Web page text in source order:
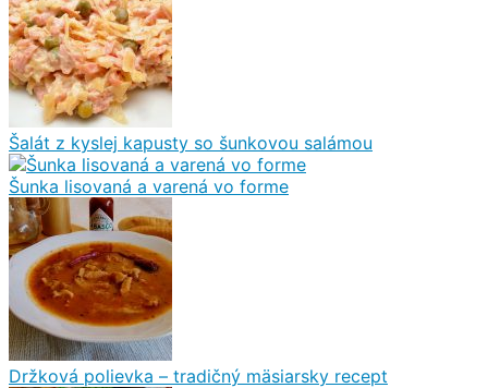
Šalát z kyslej kapusty so šunkovou salámou
Šunka lisovaná a varená vo forme
Držková polievka – tradičný mäsiarsky recept